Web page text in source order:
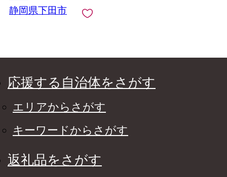
静岡県下田市
応援する自治体をさがす
エリアからさがす
キーワードからさがす
返礼品をさがす